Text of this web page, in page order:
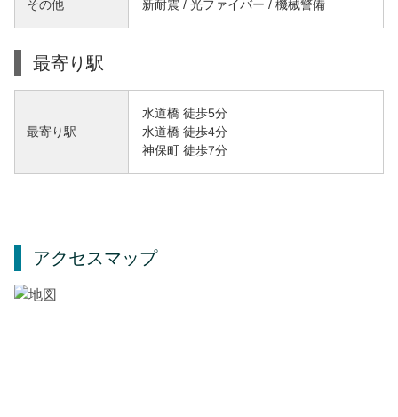
その他 新耐震 / 光ファイバー / 機械警備
最寄り駅
最寄り駅
水道橋 徒歩5分
水道橋 徒歩4分
神保町 徒歩7分
アクセスマップ